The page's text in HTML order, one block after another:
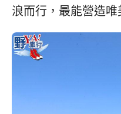
浪而行，最能營造唯